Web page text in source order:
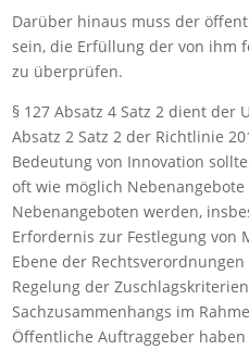
Darüber hinaus muss der
sein, die Erfüllung der von ihm
zu überprüfen.
§ 127 Absatz 4 Satz 2 dient der
Absatz 2 Satz 2 der Richtlinie
Bedeutung von Innovation
oft wie möglich
Nebenangeboten werden,
Erfordernis zur Festlegung von
Ebene der
Regelung der
Sachzusammenhangs im
Öffentliche Auftraggeber